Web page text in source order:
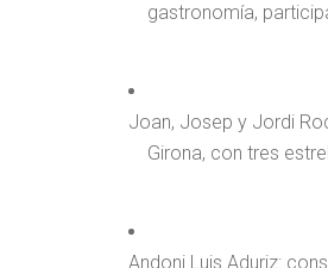
gastronomía,
Joan, Josep y Jordi
Girona, con tres
Andoni Luis Aduriz: